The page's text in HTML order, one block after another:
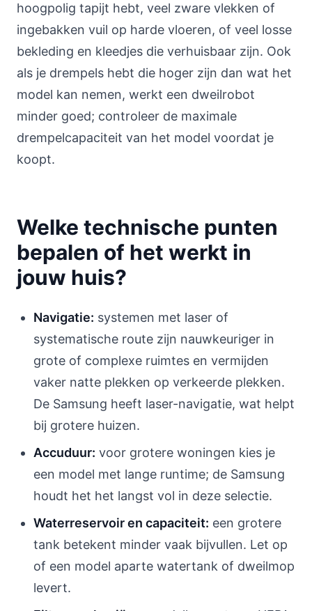
hoogpolig tapijt hebt, veel zware vlekken of
ingebakken vuil op harde vloeren, of veel losse
bekleding en kleedjes die verhuisbaar zijn. Ook
als je drempels hebt die hoger zijn dan wat het
model kan nemen, werkt een dweilrobot
minder goed; controleer de maximale
drempelcapaciteit van het model voordat je
koopt.
Welke technische punten
bepalen of het werkt in
jouw huis?
Navigatie: systemen met laser of
systematische route zijn nauwkeuriger in
grote of complexe ruimtes en vermijden
vaker natte plekken op verkeerde plekken.
De Samsung heeft laser-navigatie, wat helpt
bij grotere huizen.
Accuduur: voor grotere woningen kies je
een model met lange runtime; de Samsung
houdt het het langst vol in deze selectie.
Waterreservoir en capaciteit: een grotere
tank betekent minder vaak bijvullen. Let op
of een model aparte watertank of dweilmop
levert.